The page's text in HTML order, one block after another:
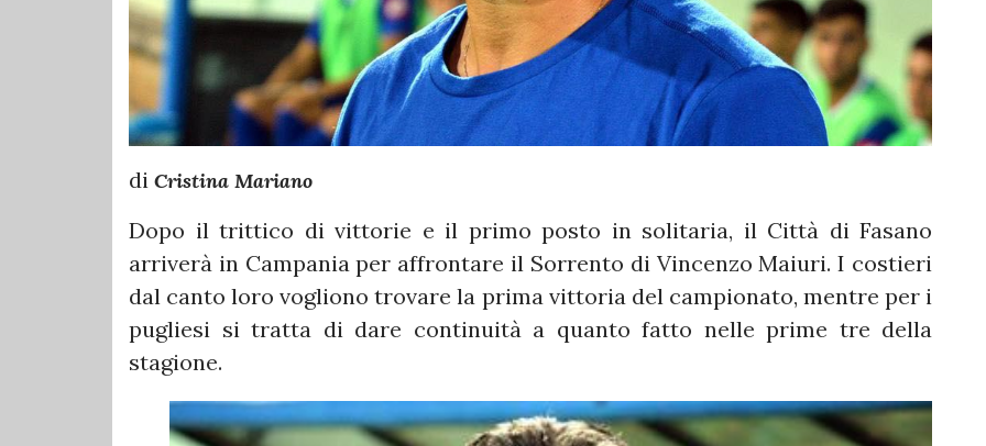
di Cristina Mariano
Dopo il trittico di vittorie e il primo posto in solitaria, il Città di Fasano
arriverà in Campania per affrontare il Sorrento di Vincenzo Maiuri. I costieri
dal canto loro vogliono trovare la prima vittoria del campionato, mentre per i
pugliesi si tratta di dare continuità a quanto fatto nelle prime tre della
stagione.